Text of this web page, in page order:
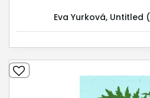
Eva Yurková,